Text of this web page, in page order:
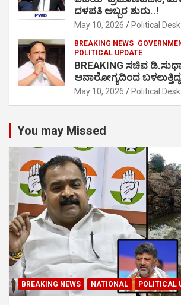
ದಳಪತಿ ಅಬ್ಬರ ಶುರು..!
May 10, 2026 Political Desk
BREAKING NEWS
POLITICAL UPDATE
BREAKING ಸಚಿವ
ಅನಾರೋಗ್ಯದಿಂದ
May 10, 2026 Political Desk
You may Missed
BREAKING NEWS NATIONAL POLITICAL